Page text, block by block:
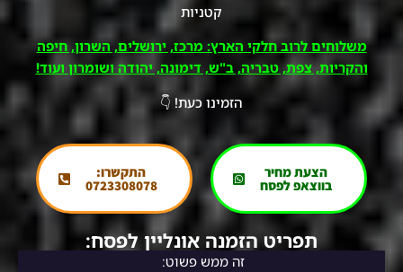
קטניות
משלוחים לרוב חלקי הארץ: מרכז, ירושלים, השרון, חיפה
והקריות, צפת, טבריה, ב"ש, דימונה, יהודה ושומרון ועוד!
הזמינו כעת! 👇
הצעת מחיר
בווצאפ לפסח
התקשרו:
0723308078
תפריט הזמנה אונליין לפסח:
זה ממש פשוט: